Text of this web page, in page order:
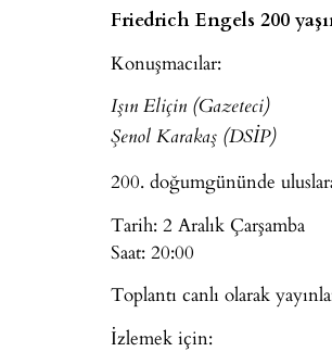
Friedrich Engels 200
Konuşmacılar:
Işın Eliçin (Gazeteci)
Şenol Karakaş (DSİP)
200. doğumgününde
Tarih: 2 Aralık Çarşamba
Saat: 20:00
Toplantı canlı olarak
İzlemek için: